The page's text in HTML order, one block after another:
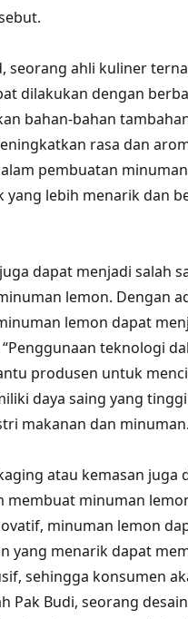
seorang ahli kuliner
dilakukan dengan
bahan-bahan
rasa dan
pembuatan
lebih menarik dan
dapat menjadi salah
lemon. Dengan
lemon dapat
teknologi
produsen untuk
daya saing yang
makanan dan minuman.
atau kemasan juga
minuman
minuman lemon
yang menarik dapat
sehingga konsumen
Pak Budi, seorang